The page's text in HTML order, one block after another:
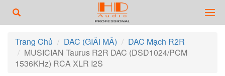
Trang Chủ DAC (GIẢI MÃ)
DAC Mạch R2R
MUSICIAN Taurus R2R DAC (DSD1024/PCM
1536KHz) RCA XLR I2S